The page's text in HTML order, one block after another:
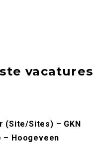
vacatures
(Site/Sites) – GKN
– Hoogeveen